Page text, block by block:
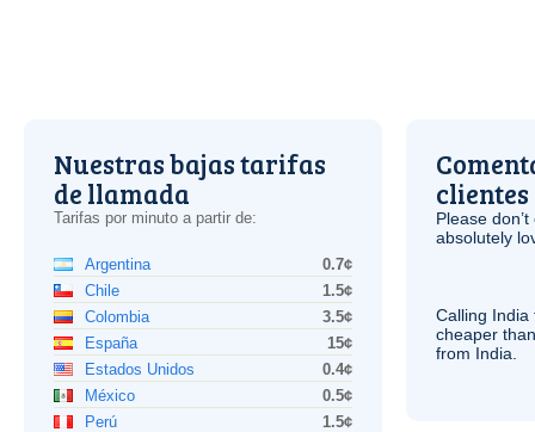
Nuestras bajas tarifas
de llamada
Tarifas por minuto a partir de:
Argentina
0.7¢
Chile
1.5¢
Colombia
3.5¢
España
15¢
Estados Unidos
0.4¢
México
0.5¢
Perú
1.5¢
clientes
Please
absolutely
Calling
cheaper
from India.